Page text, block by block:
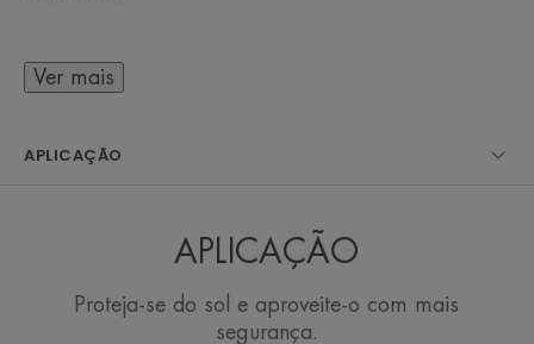
antioxidante, proporciona proteção celular contra
ALGUMAS PALAVRAS DO NOSSO
ESPECIALISTA
Ver mais
APLICAÇÃO
APLICAÇÃO
Proteja-se do sol e aproveite-o com mais
segurança.